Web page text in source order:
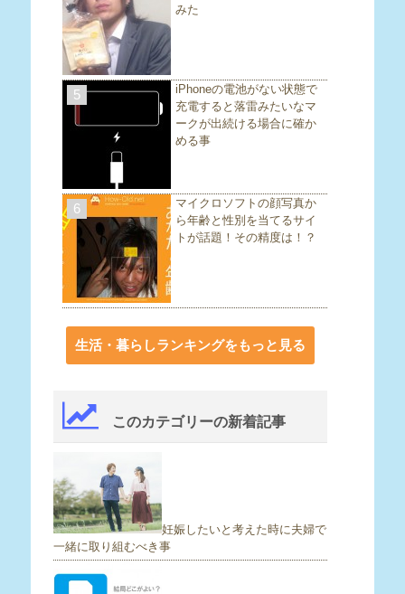
みた
5
iPhoneの電池がない状態で
充電すると落雷みたいなマ
ークが出続ける場合に確か
める事
6
マイクロソフトの顔写真か
ら年齢と性別を当てるサイ
トが話題！その精度は！？
生活・暮らしランキングをもっと見る
このカテゴリーの新着記事
妊娠したいと考えた時に夫婦で
一緒に取り組むべき事